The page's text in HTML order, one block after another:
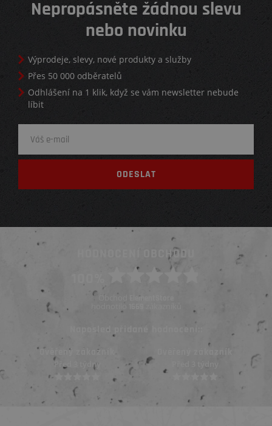
Nepropásněte žádnou slevu
nebo novinku
Výprodeje, slevy, nové produkty a služby
Přes 50 000 odběratelů
Odhlášení na 1 klik, když se vám newsletter nebude
líbit
HODNOCENÍ OBCHODU
Obchod ElementStore
hodnotilo
Naposled přidané hodnocení::
Ověřený zákazník
Před 3 týdny